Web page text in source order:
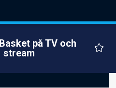
på TV och
stream